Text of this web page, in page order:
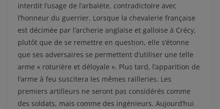
interdit l’usage de l’arbalète, contradictoire avec
l’honneur du guerrier. Lorsque la chevalerie française
est décimée par l’archerie anglaise et galloise à Crécy,
plutôt que de se remettre en question, elle s’étonne
que ses adversaires se permettent d’utiliser une telle
arme « roturière et déloyale ». Plus tard, l’apparition de
l’arme à feu suscitera les mêmes railleries. Les
premiers artilleurs ne seront pas considérés comme
des soldats, mais comme des ingénieurs. Aujourd’hui